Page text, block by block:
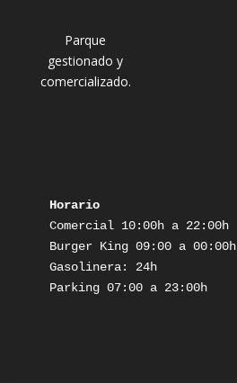
Parque
gestionado y
comercializado.
Horario
Comercial 10:00h a 22:00h
Burger King 09:00 a 00:00h
Gasolinera: 24h
Parking 07:00 a 23:00h